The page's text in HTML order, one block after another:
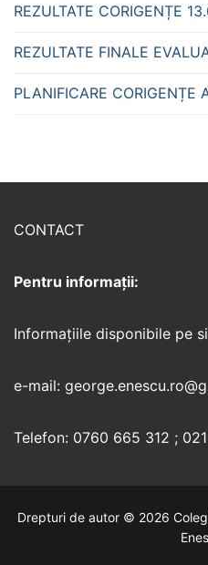
REZULTATE CORIGENȚE
REZULTATE FINALE
PLANIFICARE
CONTACT
Pentru informații:
Informaţiile disponibile pe
e-mail:
Telefon: 0760 665 312 ;
Drepturi de autor © 2026